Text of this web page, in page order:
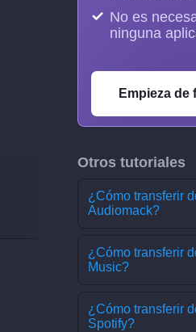
No es
ninguna
Empieza de
Otros tutoriales
¿Cómo transferir
Audiomack?
¿Cómo transferir
Music?
¿Cómo transferir
Spotify?